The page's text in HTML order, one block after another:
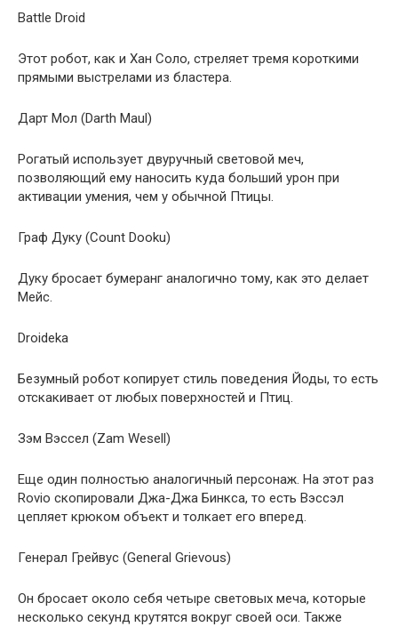
Battle Droid
Этот робот, как и Хан Соло, стреляет тремя короткими
прямыми выстрелами из бластера.
Дарт Мол (Darth Maul)
Рогатый использует двуручный световой меч,
позволяющий ему наносить куда больший урон при
активации умения, чем у обычной Птицы.
Граф Дуку (Count Dooku)
Дуку бросает бумеранг аналогично тому, как это делает
Мейс.
Droideka
Безумный робот копирует стиль поведения Йоды, то есть
отскакивает от любых поверхностей и Птиц.
Зэм Вэссел (Zam Wesell)
Еще один полностью аналогичный персонаж. На этот раз
Rovio скопировали Джа-Джа Бинкса, то есть Вэссэл
цепляет крюком объект и толкает его вперед.
Генерал Грейвус (General Grievous)
Он бросает около себя четыре световых меча, которые
несколько секунд крутятся вокруг своей оси. Также